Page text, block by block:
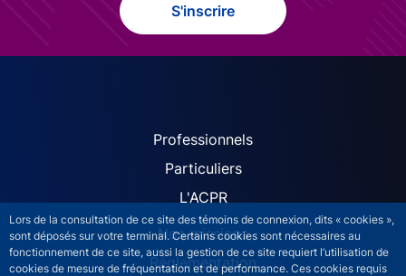
Lors de la consultation de ce site des témoins de connexion, dits « cookies »,
sont déposés sur votre terminal. Certains cookies sont nécessaires au
fonctionnement de ce site, aussi la gestion de ce site requiert l’utilisation de
cookies de mesure de fréquentation et de performance. Ces cookies requis
S'inscrire
ACPR site navigation
Professionnels
Particuliers
L'ACPR
Nos missions
Réglementation